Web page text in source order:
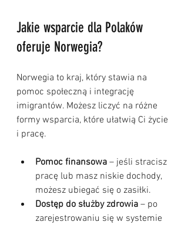
Jakie wsparcie dla Polaków
oferuje Norwegia?
Norwegia to kraj, który stawia na
pomoc społeczną i integrację
imigrantów. Możesz liczyć na różne
formy wsparcia, które ułatwią Ci życie
i pracę.
Pomoc finansowa – jeśli stracisz
pracę lub masz niskie dochody,
możesz ubiegać się o zasiłki.
Dostęp do służby zdrowia – po
zarejestrowaniu się w systemie